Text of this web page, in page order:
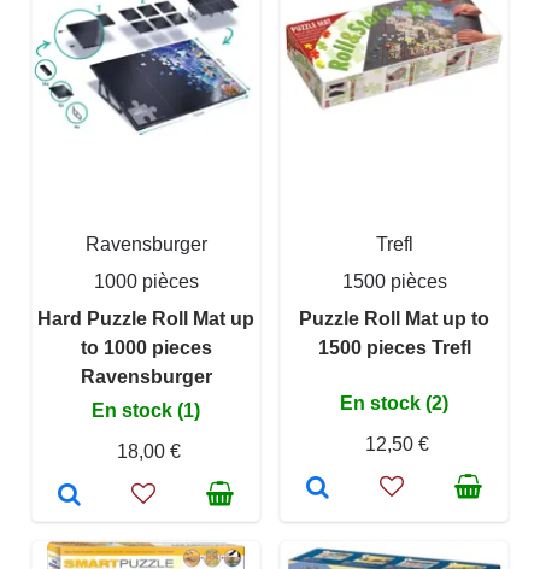
Ravensburger
1000 pièces
Hard Puzzle Roll Mat up
to 1000 pieces
Ravensburger
En stock (1)
18,00 €
Trefl
1500 pièces
Puzzle Roll Mat up to
1500 pieces Trefl
En stock (2)
12,50 €